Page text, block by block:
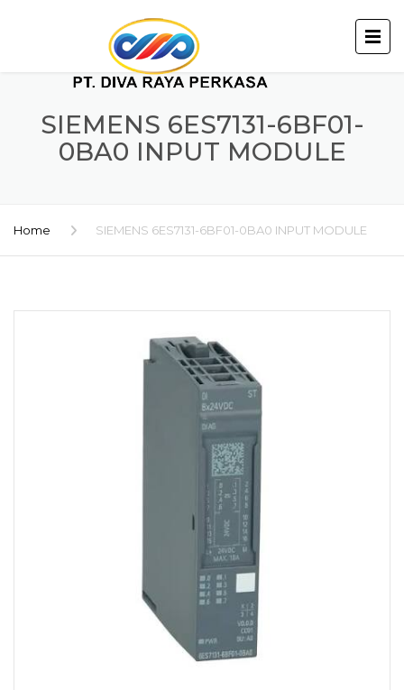
SIEMENS 6ES7131-6BF01-
0BA0 INPUT MODULE
Home SIEMENS 6ES7131-6BF01-0BA0 INPUT MODULE